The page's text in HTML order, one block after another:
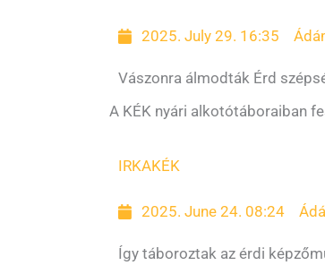
2025. July 29. 16:35
Vászonra álmodták Érd
A KÉK nyári alkotótáboraiban
IRKAKÉK
2025. June 24. 08:24
Így táboroztak az érdi